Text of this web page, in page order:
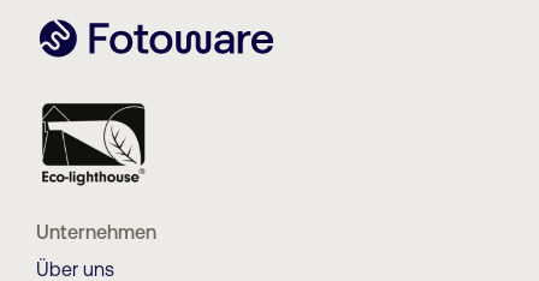
Unternehmen
Über uns